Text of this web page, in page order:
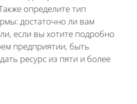
определите тип
достаточно ли вам
если вы хотите подробно
предприятии, быть
ресурс из пяти и более